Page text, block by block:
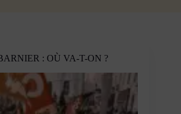
: OÙ VA-T-ON ?